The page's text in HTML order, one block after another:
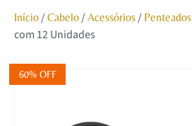
Unhas
Início/ Cabelo/ Acessórios/ Penteados
com 12 Unidades
60% OFF